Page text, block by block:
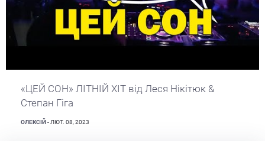
«ЦЕЙ СОН» ЛІТНІЙ ХІТ від Леся Нікітюк &
Степан Гіга
ОЛЕКСІЙ - ЛЮТ. 08, 2023